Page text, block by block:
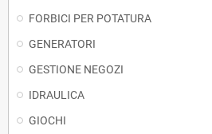
FORBICI PER POTATURA
GENERATORI
GESTIONE NEGOZI
IDRAULICA
GIOCHI